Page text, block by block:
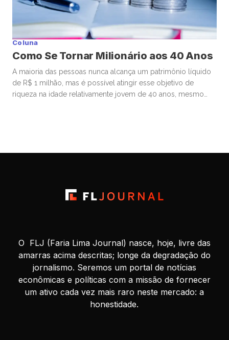
Coluna
Como Se Tornar Milionário aos 40 Anos
A maioria das pessoas nunca alcança um patrimônio líquido
de R$ 1 milhão, mas é possível atingir esse objetivo de
riqueza na idade relativamente jovem de 40 anos, mesmo
O FLJ (Faria Lima Journal) nasce, hoje, livre das
amarras acima descritas; longe da degradação do
jornalismo. Seremos um portal de notícias
econômicas e políticas com a missão de fornecer
um ativo cada vez mais raro neste mercado: a
honestidade.